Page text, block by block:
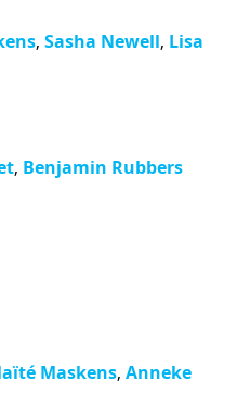
,Sasha Newell, Lisa
, Benjamin Rubbers
Maskens,Anneke